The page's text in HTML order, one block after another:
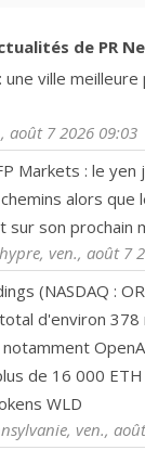
de PR
une ville
août 7 2026 09:03
Markets : le yen
alors que
sur son prochain
ven., août 7
(NASDAQ :
d'environ 378
de 16 000
WLD
ven.,